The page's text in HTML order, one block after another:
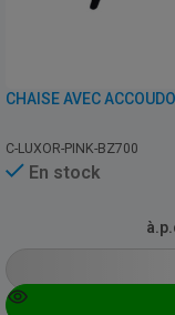
C-LUXOR-PINK-BZ700
En stock